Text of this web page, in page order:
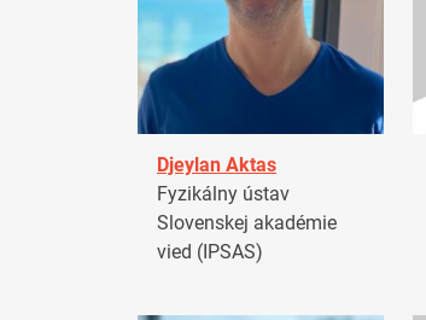
Djeylan Aktas
Fyzikálny ústav
Slovenskej akadémie
vied (IPSAS)